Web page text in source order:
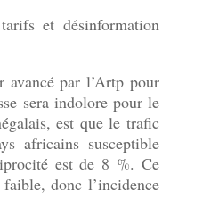
et désinformation
avancé par l’Artp pour
sera indolore pour le
est que le trafic
africains susceptible
est de 8 %. Ce
donc l’incidence